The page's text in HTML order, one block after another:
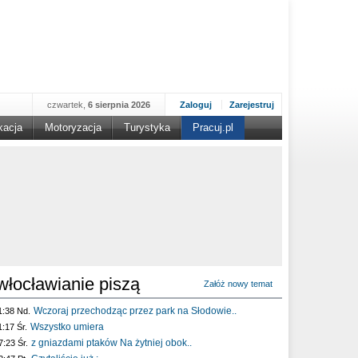
Zaloguj Zarejestruj
czwartek, 6 sierpnia 2026
Motoryzacja Turystyka Pracuj.pl
piszą Załóż nowy temat
Nd. Wczoraj przechodząc przez park na Słodowie..
Śr. Wszystko umiera
Śr. z gniazdami ptaków Na żytniej obok..